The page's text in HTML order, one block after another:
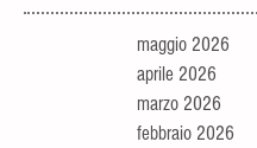
maggio 2026
aprile 2026
marzo 2026
febbraio 2026